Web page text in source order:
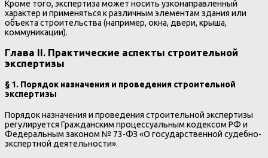
Кроме того, экспертиза может носить узконаправленный
характер и применяться к различным элементам здания или
объекта строительства (например, окна, двери, крыша,
коммуникации).
Глава II. Практические аспекты строительной
экспертизы
§ 1. Порядок назначения и проведения строительной
экспертизы
Порядок назначения и проведения строительной экспертизы
регулируется Гражданским процессуальным кодексом РФ и
Федеральным законом № 73-ФЗ «О государственной судебно-
экспертной деятельности».